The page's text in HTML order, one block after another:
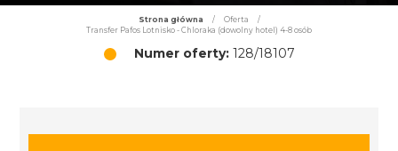
Strona główna / Oferta
/
Transfer Pafos Lotnisko - Chloraka (dowolny hotel) 4-8 osób
Numer oferty:128/18107